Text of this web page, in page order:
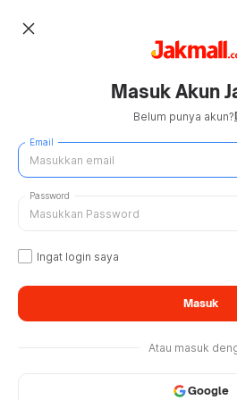
close
Masuk Akun
Belum punya akun?
Email
Password
Ingat login saya
Masuk
Atau masuk
Google